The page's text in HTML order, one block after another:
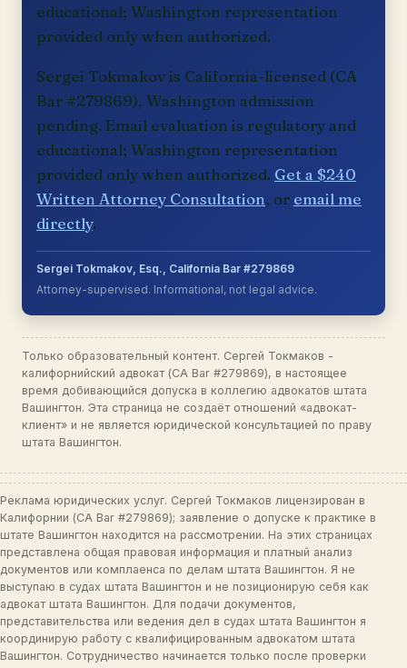
educational; Washington representation
provided only when authorized.
Sergei Tokmakov is California-licensed (CA
Bar #279869), Washington admission
pending. Email evaluation is regulatory and
educational; Washington representation
provided only when authorized. Get a $240
Written Attorney Consultation, or email me
directly.
Sergei Tokmakov, Esq., California Bar #279869
Attorney-supervised. Informational, not legal advice.
Только образовательный контент. Сергей Токмаков -
калифорнийский адвокат (CA Bar #279869), в настоящее
время добивающийся допуска в коллегию адвокатов штата
Вашингтон. Эта страница не создаёт отношений «адвокат-
клиент» и не является юридической консультацией по праву
штата Вашингтон.
Реклама юридических услуг. Сергей Токмаков лицензирован в
Калифорнии (CA Bar #279869); заявление о допуске к практике в
штате Вашингтон находится на рассмотрении. На этих страницах
представлена общая правовая информация и платный анализ
документов или комплаенса по делам штата Вашингтон. Я не
выступаю в судах штата Вашингтон и не позиционирую себя как
адвокат штата Вашингтон. Для подачи документов,
представительства или ведения дел в судах штата Вашингтон я
координирую работу с квалифицированным адвокатом штата
Вашингтон. Сотрудничество начинается только после проверки